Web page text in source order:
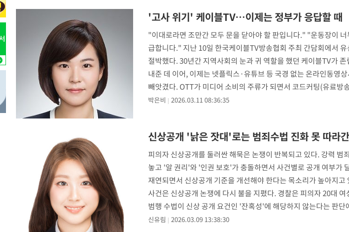
'월드컵 탈락 후폭풍' 축구협회…초유의 압수수색에 '충격·당황'
-8579초 전 >서울 낮 37.9도, 올여름 최고치 경신…영등포 순간 '40도'
-8141초 전 > [속보]종합특검, 대검 추가 압수수색…내란 중요임무종사 혐의
-4236초 전 >
[속보]코스닥, 800p 회복…0.26% 오른 801.67 마감
-4166초 전 >[속보]코스피, 301.88포인트(4.58%) 내린 6296.38 마감
-4031초 전 >[속보]원·달러 환율, 0.7원 내린 1423.8원 마감
-1630초 전 >"여기 떨어졌다"…다누리, 스페이스X 로켓 달 충돌 흔적 포착
22분 전 >손흥민, 5경기 연속골 실패…LAFC는 승부차기 끝 과달라하라 격파
'월드컵 탈락 후폭풍' 축구협회…11시간 걸린 초유의 압수수색(종
-29237초 전 >[속보] 뉴욕증시, 혼조 출발…나스닥 0.3%↓, 다우 0.14%↑
-28030초 전 >축구협회, 15년 전 심판 성 접대 파문에 "현재는 내부 지침 준수"
-26715초 전 >경찰, '홍명보는 2순위' 결론냈던 스포츠윤리센터도 압수수색
-12311초 전 >
[속보]합참 "北 발사체는 단거리탄도미사일…감시·경계태세 강
-12059초 전 > 日방위성, 北이 동해로 쏜 발사체는 탄도미사일 가능성
-10489초 전 >[속보] SKT, 에이닷 서비스 장애 발생…"원인 파악 중"
'고사 위기' 케이블TV…이제는 정부가 응답할 때
"이대로라면 조만간 모두 문을 닫아야 할 판입니다." "운동장이
급합니다." 지난 10일 한국케이블TV방송협회 주최 간담회에서
절박했다. 30년간 지역사회의 눈과 귀 역할을 했던 케이블TV가
내준 데 이어, 이제는 넷플릭스·유튜브 등 국경 없는 온라인동영
빼앗겼다. OTT가 미디어 소비의 주류가 되면서 코드커팅(유료방
박은비 2026.03.11 08:36:35
신상공개 '낡은 잣대'로는 범죄수법 진화 못 따라
피의자 신상공개를 둘러싼 해묵은 논쟁이 반복되고 있다. 강력 범
놓고 '알 권리'와 '인권 보호'가 충돌하면서 사건별로 공개 여부가
재연되면서 신상공개 기준을 개선해야 한다는 목소리가 높아지
사건은 신상공개 논쟁에 다시 불을 지폈다. 경찰은 피의자 20대
범행 수법이 신상 공개 요건인 '잔혹성'에 해당하지 않는다는 판
신유림 2026.03.09 13:38:30